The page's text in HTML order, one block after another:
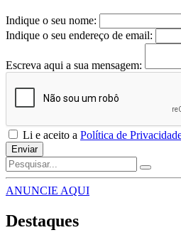
Indique o seu nome:
Indique o seu endereço de email:
Escreva aqui a sua mensagem:
Li e aceito a Política de
Enviar
ANUNCIE AQUI
Destaques